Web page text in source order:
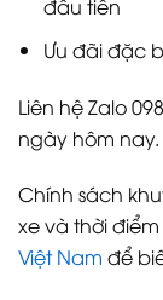
đầu tiên
Ưu đãi đặc
Liên hệ Zalo
ngày hôm nay.
Chính sách
xe và thời
Việt Nam để